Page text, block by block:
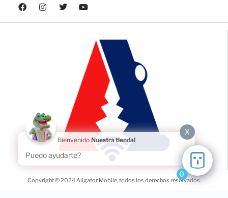
Copyright © 2024 Aligator Mobile, todos los derechos reservados.
X
Bienvenido Nuestra tienda!
Puedo ayudarte?
0